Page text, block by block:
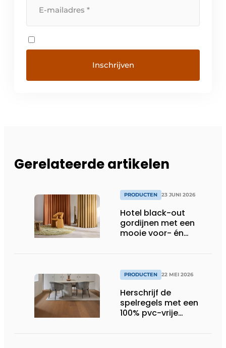
Gerelateerde artikelen
PRODUCTEN 23 JUNI 2026
Hotel black-out
gordijnen met een
mooie voor- én
PRODUCTEN 22 MEI 2026
Herschrijf de
spelregels met een
100% pvc-vrije